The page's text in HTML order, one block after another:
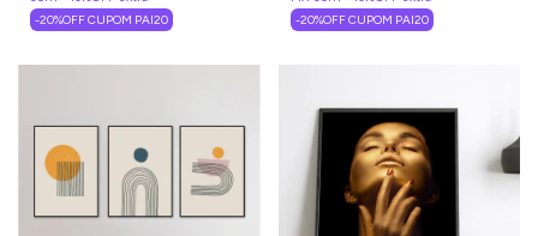
-20%OFF CUPOM PAI20 -20%OFF CUPOM PAI20